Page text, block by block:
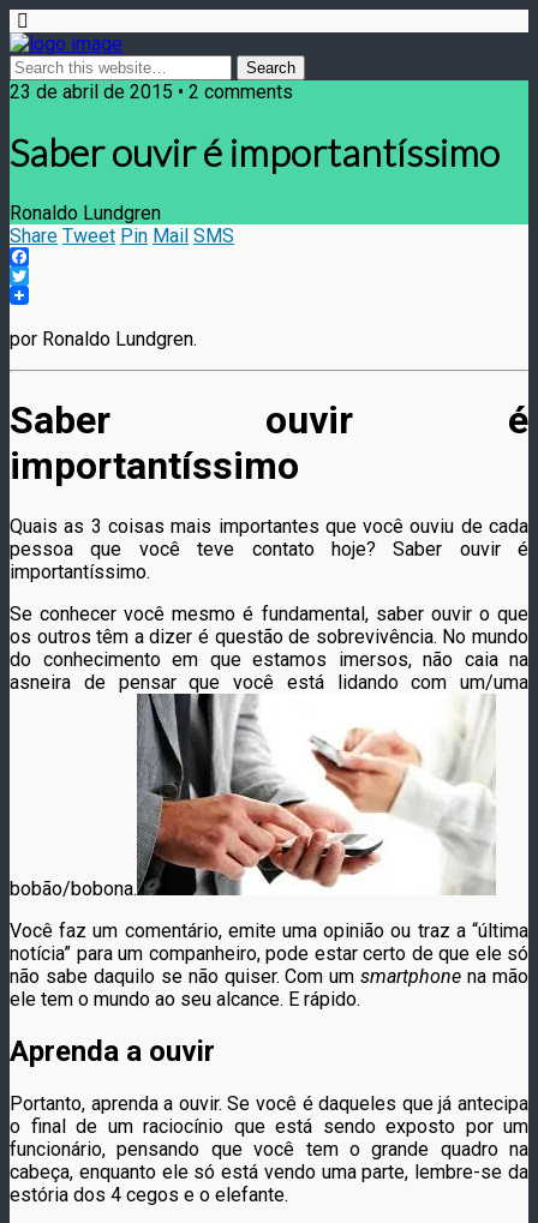
23 de abril de 2015 • 2 comments
Saber ouvir é importantíssimo
Ronaldo Lundgren
Share Tweet Pin Mail SMS
Facebook
Twitter
por Ronaldo Lundgren.
Saber ouvir é
importantíssimo
Quais as 3 coisas mais importantes que você ouviu de cada
pessoa que você teve contato hoje? Saber ouvir é
importantíssimo.
Se conhecer você mesmo é fundamental, saber ouvir o que
os outros têm a dizer é questão de sobrevivência. No mundo
do conhecimento em que estamos imersos, não caia na
asneira de pensar que você está lidando com um/uma
bobão/bobona.
Você faz um comentário, emite uma opinião ou traz a “última
notícia” para um companheiro, pode estar certo de que ele só
não sabe daquilo se não quiser. Com umsmartphone na mão
ele tem o mundo ao seu alcance. E rápido.
Aprenda a ouvir
Portanto, aprenda a ouvir. Se você é daqueles que já antecipa
o final de um raciocínio que está sendo exposto por um
funcionário, pensando que você tem o grande quadro na
cabeça, enquanto ele só está vendo uma parte, lembre-se da
estória dos 4 cegos e o elefante.